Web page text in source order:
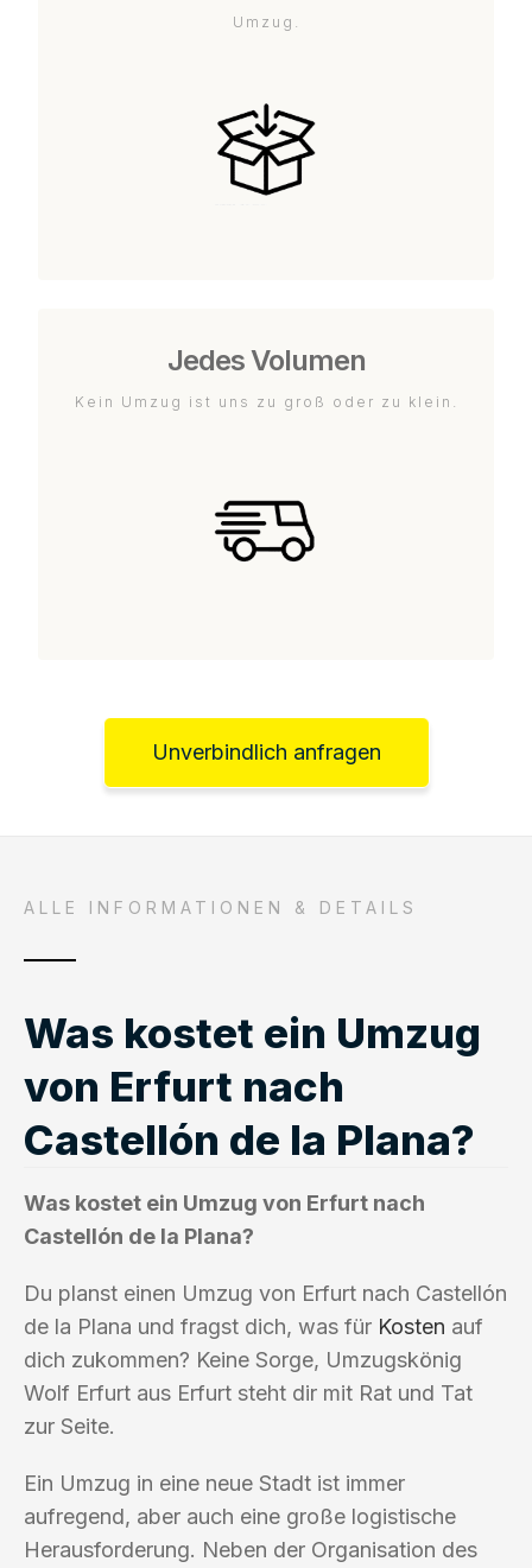
Umzug.
Jedes Volumen
Kein Umzug ist uns zu groß oder zu klein.
Unverbindlich anfragen
ALLE INFORMATIONEN & DETAILS
Was kostet ein Umzug
von Erfurt nach
Castellón de la Plana?
Was kostet ein Umzug von Erfurt nach
Castellón de la Plana?
Du planst einen Umzug von Erfurt nach Castellón
de la Plana und fragst dich, was für Kosten auf
dich zukommen? Keine Sorge, Umzugskönig
Wolf Erfurt aus Erfurt steht dir mit Rat und Tat
zur Seite.
Ein Umzug in eine neue Stadt ist immer
aufregend, aber auch eine große logistische
Herausforderung. Neben der Organisation des